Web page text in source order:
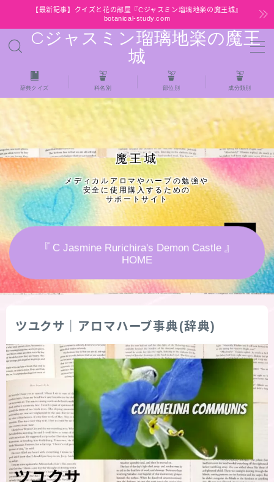
【最新記事】クイズと花の部屋『Cジャスミン瑠璃地楽の魔王城』
botanical-study.com
Cジャスミン瑠璃地楽の魔王
城
MENU
HOME
【最新】クイズと花の部屋
★全種/アロマハーブスパイス基材 プチ辞典ク
イズ＆プチ辞典
★アロマ検定＋αクイズ
★アロマハーブ傾向チェック
秘密部屋
お知らせ
公式ウェブサイト『Botanical Study』
Cジャスミン瑠璃地楽の主な活動先リンク集
プロフィール
辞典クイズ 科名別 部位別 成分類別
魔王城
メディカルアロマやハーブの勉強や
安全に使用購入するための
サポートサイト
『 C Jasmine Rurichira's Demon Castle 』
HOME
ツユクサ｜アロマハーブ事典(辞典)